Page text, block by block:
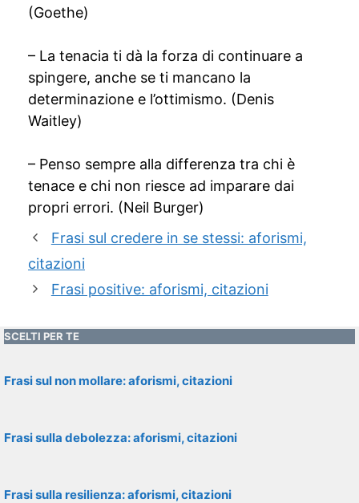
(Goethe)
– La tenacia ti dà la forza di continuare a
spingere, anche se ti mancano la
determinazione e l’ottimismo. (Denis
Waitley)
– Penso sempre alla differenza tra chi è
tenace e chi non riesce ad imparare dai
propri errori. (Neil Burger)
Frasi sul credere in se stessi: aforismi,
citazioni
Frasi positive: aforismi, citazioni
SCELTI PER TE
Frasi sul non mollare: aforismi, citazioni
Frasi sulla debolezza: aforismi, citazioni
Frasi sulla resilienza: aforismi, citazioni